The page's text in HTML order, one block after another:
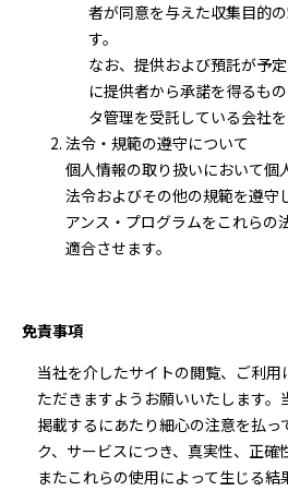
者が同意を与えた収集目的
す。
なお、提供および預託が予
に提供者から承諾を得るも
タ管理を受託している会社を
法令・規範の遵守について
個人情報の取り扱いにおいて個
法令およびその他の規範を遵守
アンス・プログラムをこれらの
適合させます。
免責事項
当社を介したサイトの閲覧、ご利
ただきますようお願いいたします
掲載するにあたり細心の注意を払
ク、サービスにつき、真実性、正確
またこれらの使用によって生じる結